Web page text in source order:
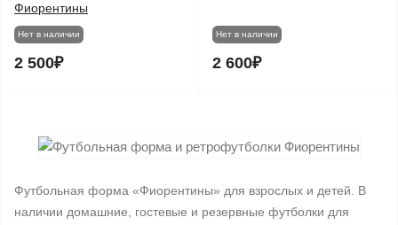
Фиорентины
Нет в наличии
2 500₽
Нет в наличии
2 600₽
Футбольная форма «Фиорентины» для взрослых и детей. В
наличии домашние, гостевые и резервные футболки для